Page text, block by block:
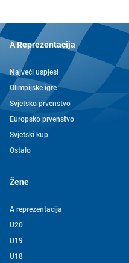
A Reprezentacija
Najveći uspjesi
Olimpijske igre
Svjetsko prvenstvo
Europsko prvenstvo
Svjetski kup
Ostalo
Žene
A reprezentacija
U20
U19
U18